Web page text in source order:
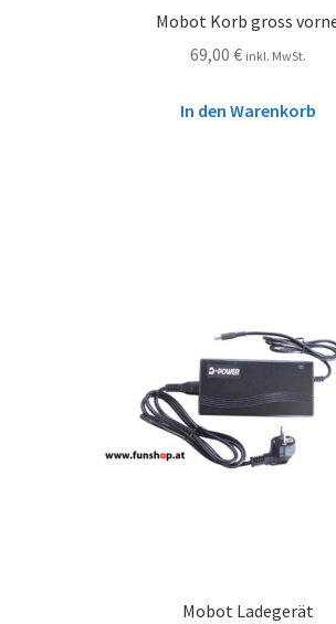
Mobot Korb gross
69,00 € inkl. MwSt.
In den Warenkorb
Mobot Ladegerät